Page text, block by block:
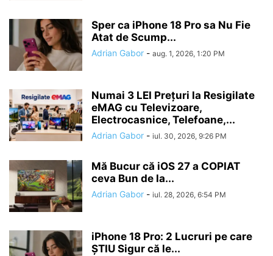
Sper ca iPhone 18 Pro sa Nu Fie
Atat de Scump...
Adrian Gabor - aug. 1, 2026, 1:20 PM
Numai 3 LEI Prețuri la Resigilate
eMAG cu Televizoare,
Electrocasnice, Telefoane,...
Adrian Gabor - iul. 30, 2026, 9:26 PM
Mă Bucur că iOS 27 a COPIAT
ceva Bun de la...
Adrian Gabor - iul. 28, 2026, 6:54 PM
iPhone 18 Pro: 2 Lucruri pe care
ȘTIU Sigur că le...